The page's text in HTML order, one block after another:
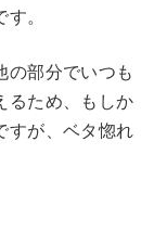
。
の部分でいつも
るため、もしか
すが、ベタ惚れ